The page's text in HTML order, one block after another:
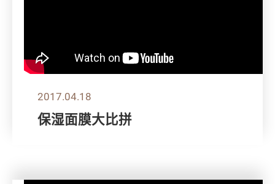
2017.04.18
保湿面膜大比拼